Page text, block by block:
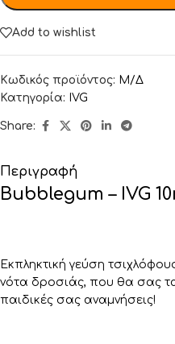
Add to wishlist
Κωδικός προϊόντος: Μ/Δ
Κατηγορία: IVG
Share:
Περιγραφή
Bubblegum – IVG
Εκπληκτική γεύση
νότα δροσιάς, που θα σας
παιδικές σας αναμνήσεις!